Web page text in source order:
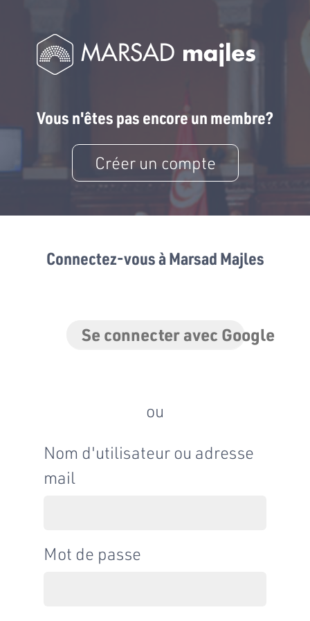
Vous n'êtes pas encore un membre?
Créer un compte
Connectez-vous à Marsad Majles
Se connecter avec Google
ou
Nom d'utilisateur ou adresse
mail
Mot de passe